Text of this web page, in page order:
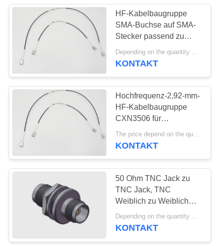
NACHRICHTEN
FORDERN
SIE EIN
ZITAT
SHOW
SITEMAP
PRIVACY
POLICY
1.0mm Rf-
Verbindungsstück
23
1.85mm Rf-
Verbindungsstück
HF-Kabelbaugruppe
SMA-Buchse auf SMA-
Stecker passend zu
CXN3506/MF108A zur
Sicherstellung der
KONTAKT
Hochfrequenz-2,92-mm-
HF-Kabelbaugruppe
CXN3506 für
Kommunikationssysteme
The price depend on the quantity MOQ:30 Stück
KONTAKT
50 Ohm TNC Jack zu
TNC Jack, TNC
Weiblich zu Weiblich
Optimaler
Depending on the quantity MOQ:50, wir können darüber reden, ob es auf Lager ist.
KONTAKT